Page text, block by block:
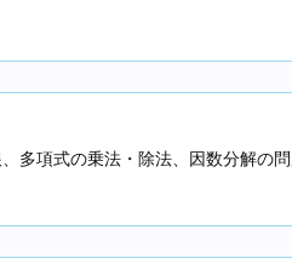
多項式の乗法・除法、因数分解の問